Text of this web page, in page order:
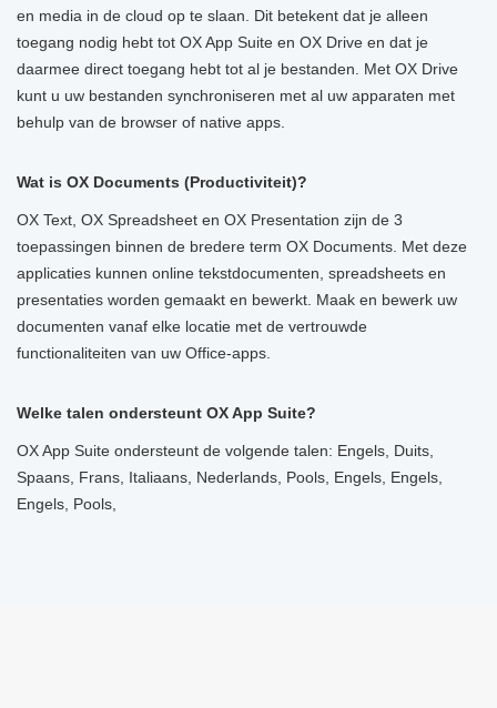
en media in de cloud op te slaan. Dit betekent dat je alleen
toegang nodig hebt tot OX App Suite en OX Drive en dat je
daarmee direct toegang hebt tot al je bestanden. Met OX Drive
kunt u uw bestanden synchroniseren met al uw apparaten met
behulp van de browser of native apps.
Wat is OX Documents (Productiviteit)?
OX Text, OX Spreadsheet en OX Presentation zijn de 3
toepassingen binnen de bredere term OX Documents. Met deze
applicaties kunnen online tekstdocumenten, spreadsheets en
presentaties worden gemaakt en bewerkt. Maak en bewerk uw
documenten vanaf elke locatie met de vertrouwde
functionaliteiten van uw Office-apps.
Welke talen ondersteunt OX App Suite?
OX App Suite ondersteunt de volgende talen: Engels, Duits,
Spaans, Frans, Italiaans, Nederlands, Pools, Engels, Engels,
Engels, Pools,